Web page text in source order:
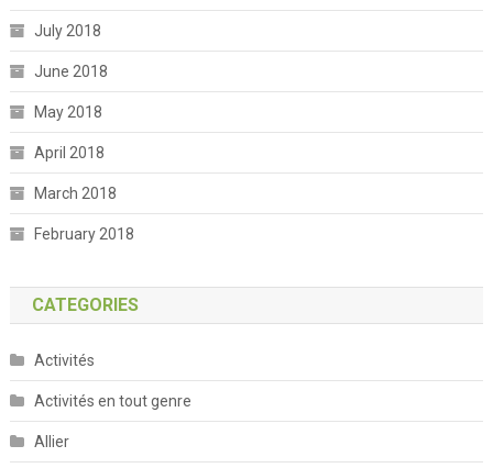
July 2018
June 2018
May 2018
April 2018
March 2018
February 2018
CATEGORIES
Activités
Activités en tout genre
Allier